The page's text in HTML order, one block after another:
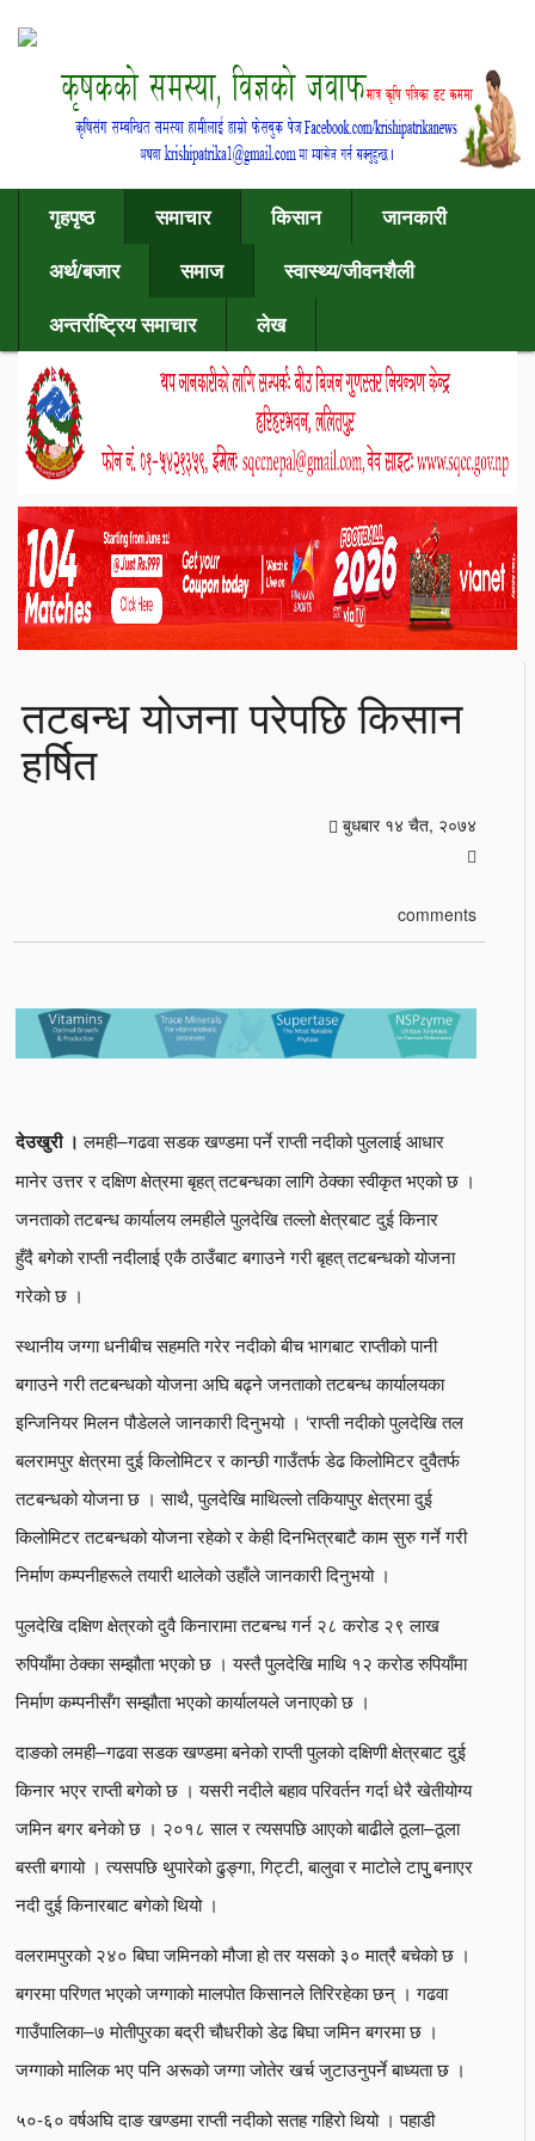
गृहपृष्ठ समाचार किसान
जानकारी
अर्थ/बजार
समाज
स्वास्थ्य/जीवनशैली
अन्तर्राष्ट्रिय समाचार
लेख
तटबन्ध योजना परेपछि किसान
हर्षित
बुधबार १४ चैत, २०७४
comments
देउखुरी । लमही–गढवा सडक खण्डमा पर्ने राप्ती नदीको पुललाई आधार
मानेर उत्तर र दक्षिण क्षेत्रमा बृहत् तटबन्धका लागि ठेक्का स्वीकृत भएको छ ।
जनताको तटबन्ध कार्यालय लमहीले पुलदेखि तल्लो क्षेत्रबाट दुई किनार
हुँदै बगेको राप्ती नदीलाई एकै ठाउँबाट बगाउने गरी बृहत् तटबन्धको योजना
गरेको छ ।
स्थानीय जग्गा धनीबीच सहमति गरेर नदीको बीच भागबाट राप्तीको पानी
बगाउने गरी तटबन्धको योजना अघि बढ्ने जनताको तटबन्ध कार्यालयका
इन्जिनियर मिलन पौडेलले जानकारी दिनुभयो । ‘राप्ती नदीको पुलदेखि तल
बलरामपुर क्षेत्रमा दुई किलोमिटर र कान्छी गाउँतर्फ डेढ किलोमिटर दुवैतर्फ
तटबन्धको योजना छ । साथै, पुलदेखि माथिल्लो तकियापुर क्षेत्रमा दुई
किलोमिटर तटबन्धको योजना रहेको र केही दिनभित्रबाटै काम सुरु गर्ने गरी
निर्माण कम्पनीहरूले तयारी थालेको उहाँले जानकारी दिनुभयो ।
पुलदेखि दक्षिण क्षेत्रको दुवै किनारामा तटबन्ध गर्न २८ करोड २९ लाख
रुपियाँमा ठेक्का सम्झौता भएको छ । यस्तै पुलदेखि माथि १२ करोड रुपियाँमा
निर्माण कम्पनीसँग सम्झौता भएको कार्यालयले जनाएको छ ।
दाङको लमही–गढवा सडक खण्डमा बनेको राप्ती पुलको दक्षिणी क्षेत्रबाट दुई
किनार भएर राप्ती बगेको छ । यसरी नदीले बहाव परिवर्तन गर्दा धेरै खेतीयोग्य
जमिन बगर बनेको छ । २०१८ साल र त्यसपछि आएको बाढीले ठूला–ठूला
बस्ती बगायो । त्यसपछि थुपारेको ढुङ्गा, गिट्टी, बालुवा र माटोले टापुु बनाएर
नदी दुई किनारबाट बगेको थियो ।
वलरामपुरको २४० बिघा जमिनको मौजा हो तर यसको ३० मात्रै बचेको छ ।
बगरमा परिणत भएको जग्गाको मालपोत किसानले तिरिरहेका छन् । गढवा
गाउँपालिका–७ मोतीपुरका बद्री चौधरीको डेढ बिघा जमिन बगरमा छ ।
जग्गाको मालिक भए पनि अरूको जग्गा जोतेर खर्च जुटाउनुपर्ने बाध्यता छ ।
५०-६० वर्षअघि दाङ खण्डमा राप्ती नदीको सतह गहिरो थियो । पहाडी